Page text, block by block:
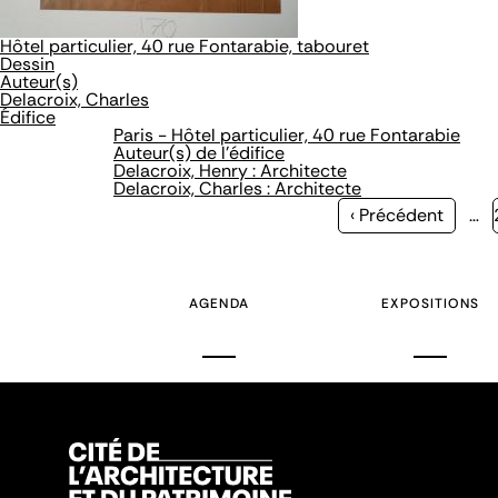
Hôtel particulier, 40 rue Fontarabie, tabouret
Dessin
Auteur(s)
Delacroix, Charles
Édifice
Paris - Hôtel particulier, 40 rue Fontarabie
Auteur(s) de l'édifice
Delacroix, Henry : Architecte
Delacroix, Charles : Architecte
Page
‹ Précédent …
AGENDA EXPOSITIONS